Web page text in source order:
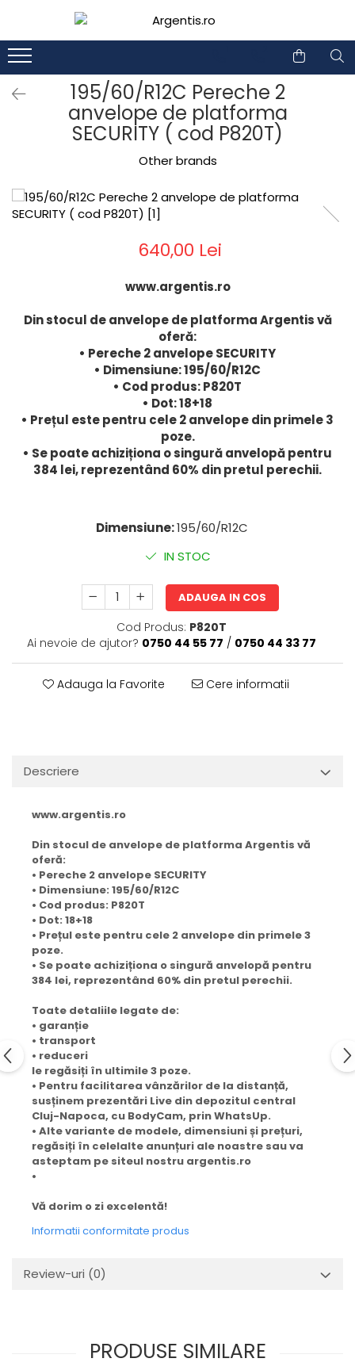
195/60/R12C Pereche 2
anvelope de platforma
SECURITY ( cod P820T)
Other brands
640,00 Lei
www.argentis.ro
Din stocul de anvelope de platforma Argentis vă
oferă:
• Pereche 2 anvelope SECURITY
• Dimensiune: 195/60/R12C
• Cod produs: P820T
• Dot: 18+18
• Prețul este pentru cele 2 anvelope din primele 3
poze.
• Se poate achiziționa o singură anvelopă pentru
384 lei, reprezentând 60% din pretul perechii.
Dimensiune:195/60/R12C
IN STOC
ADAUGA IN COS
Cod Produs: P820T
Ai nevoie de ajutor? 0750 44 55 77 / 0750 44 33 77
Adauga la Favorite Cere informatii
Descriere
www.argentis.ro
Din stocul de anvelope de platforma Argentis vă
oferă:
• Pereche 2 anvelope SECURITY
• Dimensiune: 195/60/R12C
• Cod produs: P820T
• Dot: 18+18
• Prețul este pentru cele 2 anvelope din primele 3
poze.
• Se poate achiziționa o singură anvelopă pentru
384 lei, reprezentând 60% din pretul perechii.
Toate detaliile legate de:
• garanție
• transport
• reduceri
le regăsiți în ultimile 3 poze.
• Pentru facilitarea vânzărilor de la distanță,
susținem prezentări Live din depozitul central
Cluj-Napoca, cu BodyCam, prin WhatsUp.
• Alte variante de modele, dimensiuni și prețuri,
regăsiți în celelalte anunțuri ale noastre sau va
asteptam pe siteul nostru argentis.ro
•
Vă dorim o zi excelentă!
Informatii conformitate produs
Review-uri (0)
PRODUSE SIMILARE